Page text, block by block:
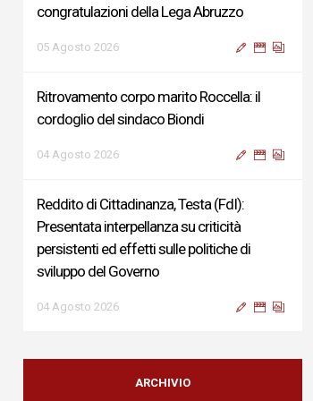
congratulazioni della Lega Abruzzo
05 Agosto 2026
Ritrovamento corpo marito Roccella: il
cordoglio del sindaco Biondi
04 Agosto 2026
Reddito di Cittadinanza, Testa (FdI):
Presentata interpellanza su criticità
persistenti ed effetti sulle politiche di
sviluppo del Governo
04 Agosto 2026
Sigismondi, Liris e Testa: “Profondo
cordoglio e vicinanza al Ministro Roccella e
ARCHIVIO